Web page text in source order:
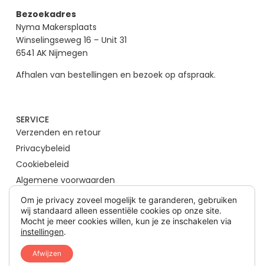
Bezoekadres
Nyma Makersplaats
Winselingseweg 16 – Unit 31
6541 AK Nijmegen
Afhalen van bestellingen en bezoek op afspraak.
SERVICE
Verzenden en retour
Privacybeleid
Cookiebeleid
Algemene voorwaarden
SOCIAL MEDIA
Om je privacy zoveel mogelijk te garanderen, gebruiken
wij standaard alleen essentiële cookies op onze site.
Mocht je meer cookies willen, kun je ze inschakelen via
instellingen.
Afwijzen